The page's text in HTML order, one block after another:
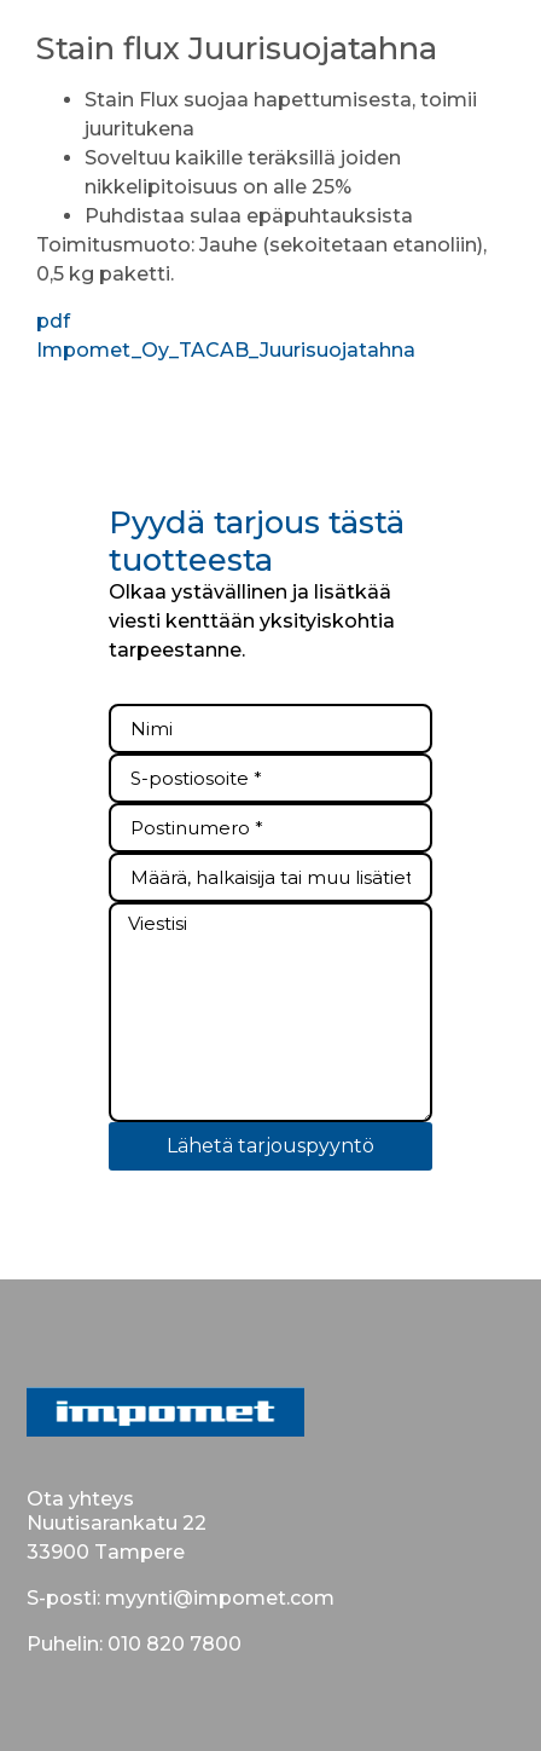
Stain flux Juurisuojatahna
Stain Flux suojaa hapettumisesta, toimii
juuritukena
Soveltuu kaikille teräksillä joiden
nikkelipitoisuus on alle 25%
Puhdistaa sulaa epäpuhtauksista
Toimitusmuoto: Jauhe (sekoitetaan etanoliin),
0,5 kg paketti.
pdf
Impomet_Oy_TACAB_Juurisuojatahna
Pyydä tarjous tästä
tuotteesta
Olkaa ystävällinen ja lisätkää
viesti kenttään yksityiskohtia
tarpeestanne.
Lähetä tarjouspyyntö
Ota yhteys
Nuutisarankatu 22
33900 Tampere
S-posti: myynti@impomet.com
Puhelin: 010 820 7800